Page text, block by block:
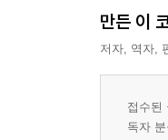
만든 이
저자, 역자,
접수된
독자